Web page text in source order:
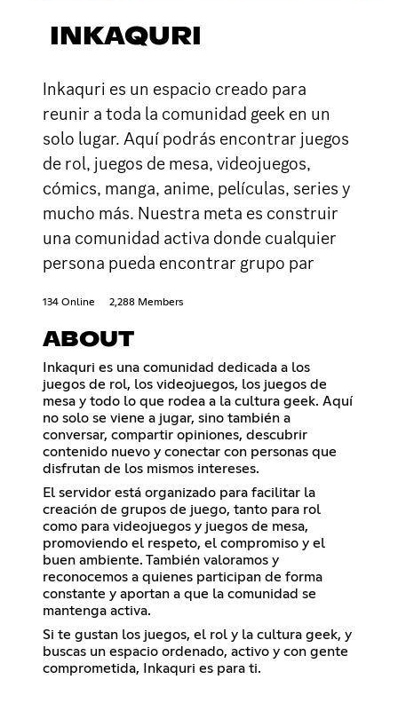
INKAQURI
Inkaquri es un espacio creado para
reunir a toda la comunidad geek en un
solo lugar. Aquí podrás encontrar juegos
de rol, juegos de mesa, videojuegos,
cómics, manga, anime, películas, series y
mucho más. Nuestra meta es construir
una comunidad activa donde cualquier
persona pueda encontrar grupo par
134 Online 2,288 Members
ABOUT
Inkaquri es una comunidad dedicada a los
juegos de rol, los videojuegos, los juegos de
mesa y todo lo que rodea a la cultura geek. Aquí
no solo se viene a jugar, sino también a
conversar, compartir opiniones, descubrir
contenido nuevo y conectar con personas que
disfrutan de los mismos intereses.
El servidor está organizado para facilitar la
creación de grupos de juego, tanto para rol
como para videojuegos y juegos de mesa,
promoviendo el respeto, el compromiso y el
buen ambiente. También valoramos y
reconocemos a quienes participan de forma
constante y aportan a que la comunidad se
mantenga activa.
Si te gustan los juegos, el rol y la cultura geek, y
buscas un espacio ordenado, activo y con gente
comprometida, Inkaquri es para ti.